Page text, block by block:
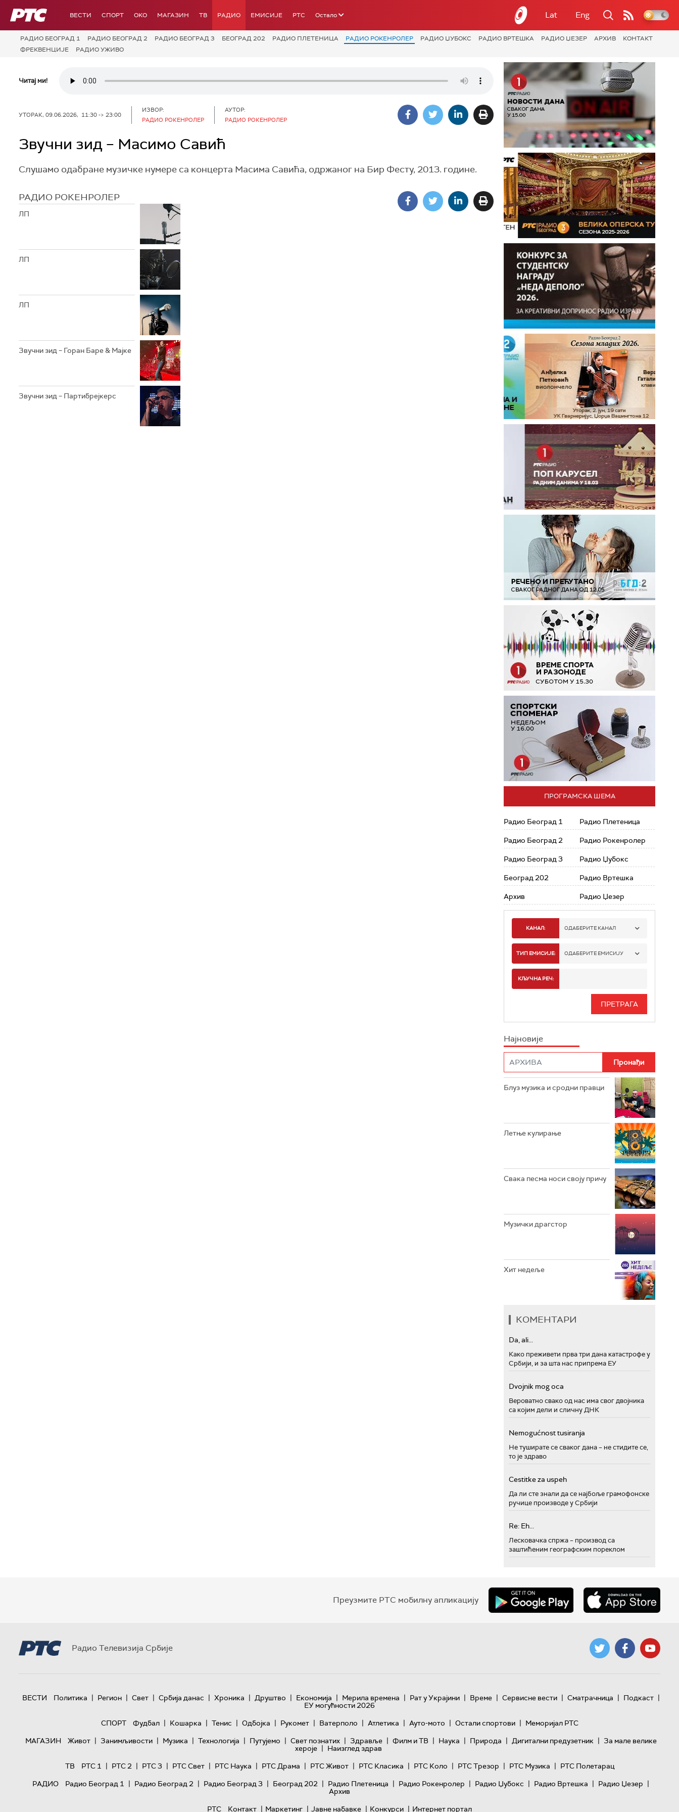
РТС ВЕСТИ СПОРТ OKO МАГАЗИН ТВ РАДИО ЕМИСИЈЕ РТС Остало Lat Eng
РАДИО БЕОГРАД 1 РАДИО БЕОГРАД 2 РАДИО БЕОГРАД 3 БЕОГРАД 202 РАДИО ПЛЕТЕНИЦА РАДИО РОКЕНРОЛЕР РАДИО ЏУБОКС РАДИО ВРТЕШКА РАДИО ЏЕЗЕР АРХИВ
КОНТАКТ
ФРЕКВЕНЦИЈЕ
РАДИО УЖИВО
Читај ми!
УТОРАК, 09.06.2026, 11:30 -> 23:00
ИЗВОР:
РАДИО РОКЕНРОЛЕР
АУТОР:
РАДИО РОКЕНРОЛЕР
Звучни зид – Масимо Савић
Слушамо одабране музичке нумере са концерта Масима Савића, одржаног на Бир Фесту, 2013. године.
РАДИО РОКЕНРОЛЕР
ЛП
ЛП
ЛП
Звучни зид – Горан Баре & Мајке
Звучни зид – Партибрејкерс
ПРОГРАМСКА ШЕМА
Радио Београд 1
Радио Београд 2
Радио Београд 3
Београд 202
Архив
Радио Плетеница
Радио Рокенролер
Радио Џубокс
Радио Вртешка
Радио Џезер
КАНАЛ: ОДАБЕРИТЕ КАНАЛ
РАДИО БЕОГРАД 1
РАДИО БЕОГРАД 3
РАДИО РОКЕНРОЛЕР
РАДИО ЏУБОКС
РАДИО ВРТЕШКА
РАДИО ЏЕЗЕР
ТИП ЕМИСИЈЕ: ОДАБЕРИТЕ ЕМИСИЈУ
ИНФО
КЉУЧНА РЕЧ:
Најновије
Блуз музика и сродни правци
Летње кулирање
Свака песма носи своју причу
Музички драгстор
Хит недеље
КОМЕНТАРИ
Da, ali...
Како преживети прва три дана катастрофе у
Србији, и за шта нас припрема ЕУ
Dvojnik mog oca
Вероватно свако од нас има свог двојника
са којим дели и сличну ДНК
Nemogućnost tusiranja
Не туширате се сваког дана – не стидите се,
то је здраво
Cestitke za uspeh
Да ли сте знали да се најбоље грамофонске
ручице производе у Србији
Re: Eh...
Лесковачка спржа – производ са
заштићеним географским пореклом
Преузмите РТС мобилну апликацију
Радио Телевизија Србије
ВЕСТИ Политика | Регион | Свет | Србија данас | Хроника | Друштво | Економија | Мерила времена | Рат у Украјини | Време | Сервисне вести | Сматрачница | Подкаст |
ЕУ могућности 2026
СПОРТ
Фудбал | Кошарка | Тенис | Одбојка | Рукомет | Ватерполо | Атлетика | Ауто-мото | Остали спортови | Меморијал РТС
МАГАЗИН
Живот | Занимљивости | Музика | Технологијa | Путујемо | Свет познатих | Здравље | Филм и ТВ | Наука | Природа | Дигитални предузетник | За мале велике
хероје | Наизглед здрав
ТВ
РТС 1 | РТС 2 | РТС 3 | РТС Свет | РТС Наука | РТС Драма | РТС Живот | РТС Класика | РТС Коло | РТС Трезор | РТС Музика | РТС Полетарац
РАДИО
Радио Београд 1 | Радио Београд 2 | Радио Београд 3 | Београд 202 | Радио Плетеница | Радио Рокенролер | Радио Џубокс | Радио Вртешка | Радио Џезер |
Архив
РТС
Контакт | Маркетинг | Јавне набавке | Конкурси | Интернет портал